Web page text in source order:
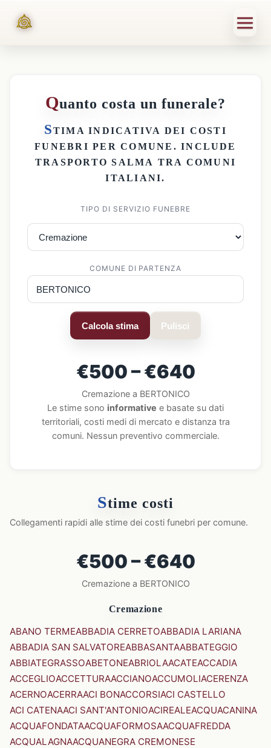
Quanto costa un funerale?
STIMA INDICATIVA DEI COSTI
FUNEBRI PER COMUNE . INCLUDE
TRASPORTO SALMA TRA COMUNI
ITALIANI.
TIPO DI SERVIZIO FUNEBRE
COMUNE DI PARTENZA
Calcola stima Pulisci
€500 – €640
Cremazione a BERTONICO
Le stime sono informative e basate su dati
territoriali, costi medi di mercato e distanza tra
comuni. Nessun preventivo commerciale.
Stime costi
Collegamenti rapidi alle stime dei costi funebri per comune.
€500 – €640
Cremazione a BERTONICO
Cremazione
ABANO TERMEABBADIA CERRETOABBADIA LARIANA
ABBADIA SAN SALVATOREABBASANTAABBATEGGIO
ABBIATEGRASSOABETONEABRIOLAACATEACCADIA
ACCEGLIOACCETTURAACCIANOACCUMOLIACERENZA
ACERNOACERRAACI BONACCORSIACI CASTELLO
ACI CATENAACI SANT'ANTONIOACIREALEACQUACANINA
ACQUAFONDATAACQUAFORMOSAACQUAFREDDA
ACQUALAGNAACQUANEGRA CREMONESE